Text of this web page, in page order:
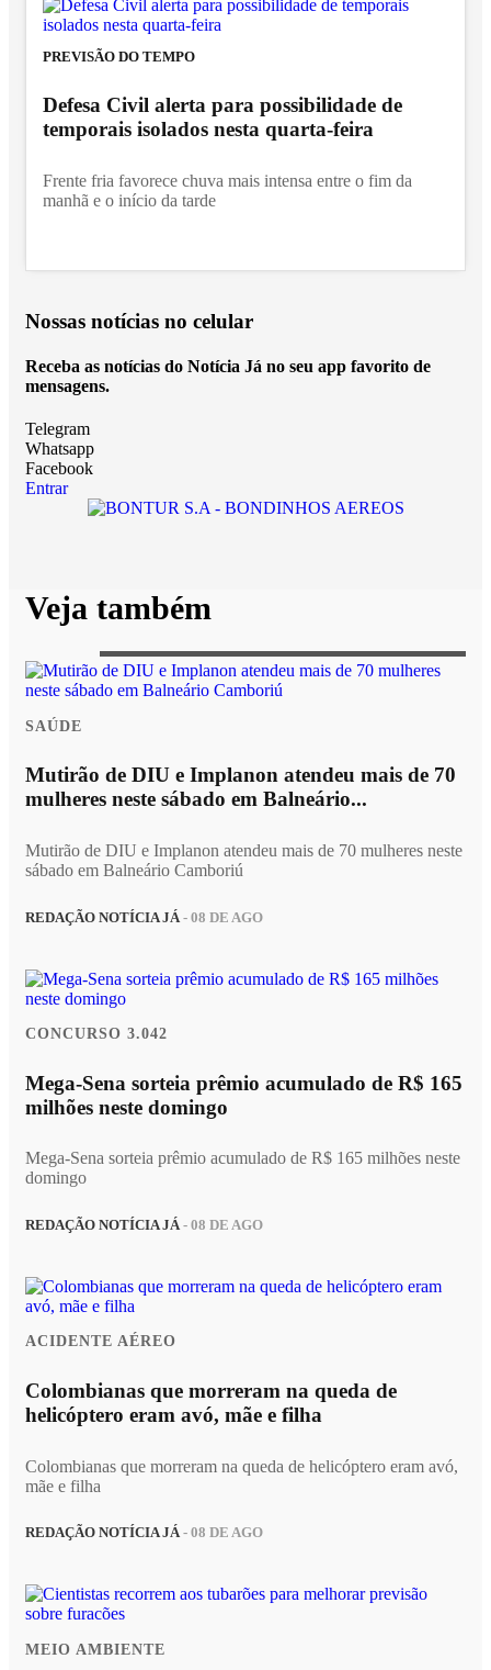
PREVISÃO DO TEMPO
Defesa Civil alerta para possibilidade de
temporais isolados nesta quarta-feira
Frente fria favorece chuva mais intensa entre o fim da
manhã e o início da tarde
Nossas notícias no celular
Receba as notícias do Notícia Já no seu app favorito de
mensagens.
Telegram
Whatsapp
Facebook
Entrar
Veja também
SAÚDE
Mutirão de DIU e Implanon atendeu mais de 70
mulheres neste sábado em Balneário...
Mutirão de DIU e Implanon atendeu mais de 70 mulheres neste
sábado em Balneário Camboriú
REDAÇÃO NOTÍCIA JÁ - 08 DE AGO
CONCURSO 3.042
Mega-Sena sorteia prêmio acumulado de R$ 165
milhões neste domingo
Mega-Sena sorteia prêmio acumulado de R$ 165 milhões neste
domingo
REDAÇÃO NOTÍCIA JÁ- 08 DE AGO
ACIDENTE AÉREO
Colombianas que morreram na queda de
helicóptero eram avó, mãe e filha
Colombianas que morreram na queda de helicóptero eram avó,
mãe e filha
REDAÇÃO NOTÍCIA JÁ- 08 DE AGO
MEIO AMBIENTE